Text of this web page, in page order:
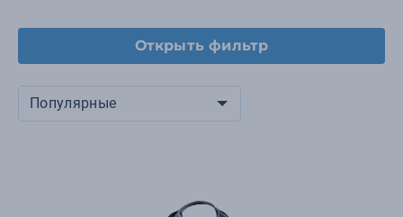
Открыть фильтр
Популярные